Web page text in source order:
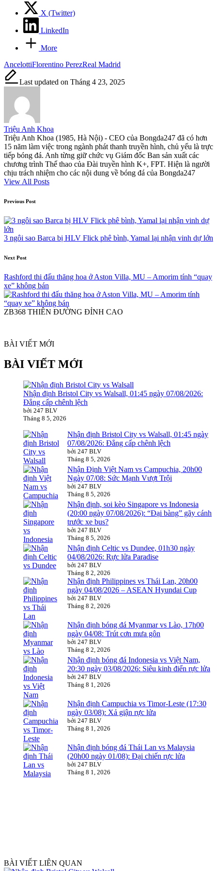
X (Twitter)
LinkedIn
More
Tags:
AncelottiFlorentino PerezReal Madrid
Last updated on Tháng 4 23, 2025
Triệu Anh Khoa
Triệu Anh Khoa (1985, Hà Nội) - CEO của Bongda247 đã có hơn
15 năm làm việc trong ngành phát thanh truyền hình, chủ yếu là trực
tiếp bóng đá. Anh từng giữ chức vụ Giám đốc Ban sản xuất các
chương trình Thể thao của Đài truyền hình K+, FPT. Hiện là người
chịu trách nhiệm cho các nội dung về bóng đá của Bongda247
View All Posts
Post
navigation
Previous Post
3 ngôi sao Barca bị HLV Flick phê bình, Yamal lại nhận vinh dự lớn
Next Post
Rashford thi đấu thăng hoa ở Aston Villa, MU – Amorim tính “quay
xe” không bán
ZB368 THIÊN ĐƯỜNG ĐỈNH CAO
BÀI VIẾT MỚI
BÀI VIẾT MỚI
Nhận định Bristol City vs Walsall, 01:45 ngày 07/08/2026:
Đẳng cấp chênh lệch
bởi 247 BLV
Tháng 8 5, 2026
Nhận định Bristol City vs Walsall, 01:45 ngày
07/08/2026: Đẳng cấp chênh lệch
bởi 247 BLV
Tháng 8 5, 2026
Nhận Định Việt Nam vs Campuchia, 20h00
Ngày 07/08: Sức Mạnh Vượt Trội
bởi 247 BLV
Tháng 8 5, 2026
Nhận định, soi kèo Singapore vs Indonesia
(20:00 ngày 07/08/2026): “Đại bàng” gãy cánh
trước xe bus?
bởi 247 BLV
Tháng 8 5, 2026
Nhận định Celtic vs Dundee, 01h30 ngày
04/08/2026: Rực lửa Paradise
bởi 247 BLV
Tháng 8 2, 2026
Nhận định Philippines vs Thái Lan, 20h00
ngày 04/08/2026 – ASEAN Hyundai Cup
bởi 247 BLV
Tháng 8 2, 2026
Nhận định bóng đá Myanmar vs Lào, 17h00
ngày 04/08: Trút cơn mưa gôn
bởi 247 BLV
Tháng 8 2, 2026
Nhận định bóng đá Indonesia vs Việt Nam,
20:30 ngày 03/08/2026: Siêu kinh điển rực lửa
bởi 247 BLV
Tháng 8 1, 2026
Nhận định Campuchia vs Timor-Leste (17:30
ngày 03/08): Xả giận rực lửa
bởi 247 BLV
Tháng 8 1, 2026
Nhận định bóng đá Thái Lan vs Malaysia
(20h00 ngày 01/08): Đại chiến rực lửa
bởi 247 BLV
Tháng 8 1, 2026
BÀI VIẾT LIÊN QUAN